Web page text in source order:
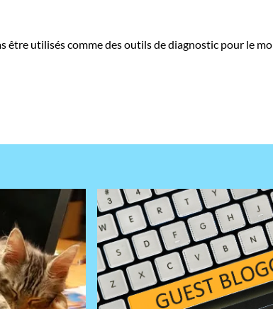
être utilisés comme des outils de diagnostic pour le